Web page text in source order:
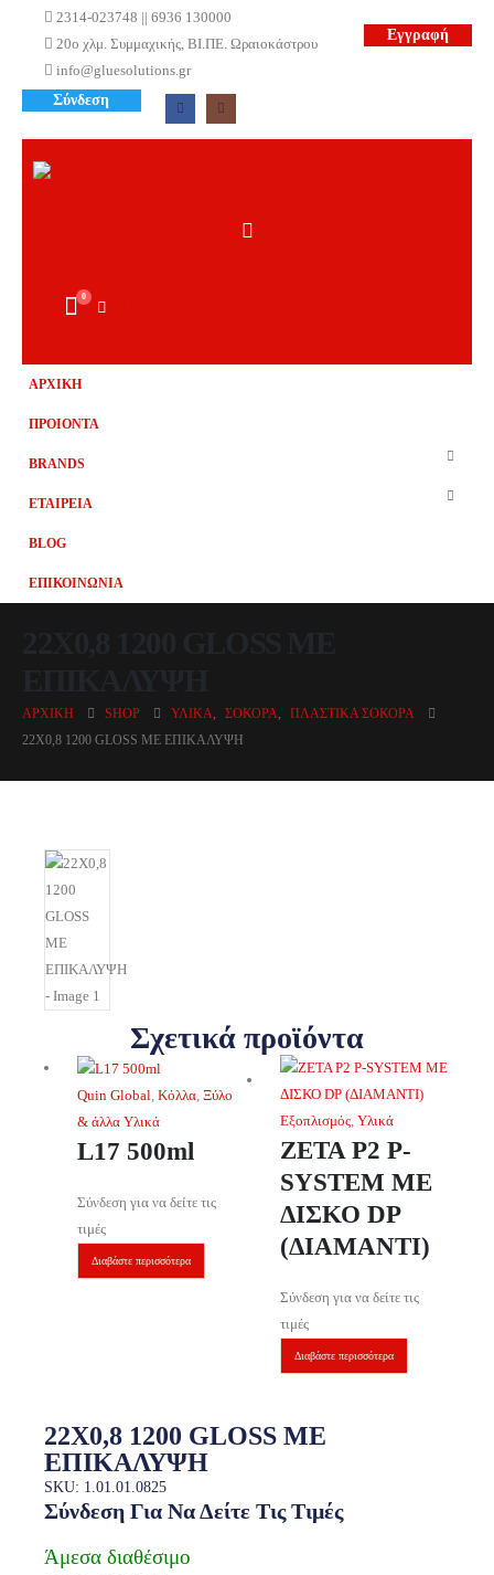
2314-023748 || 6936 130000
20ο χλμ. Συμμαχικής, ΒΙ.ΠΕ. Ωραιοκάστρου
info@gluesolutions.gr
Εγγραφή
Σύνδεση
0
ΑΡΧΙΚΗ
ΠΡΟΙΟΝΤΑ
BRANDS
ΕΤΑΙΡΕΙΑ
BLOG
ΕΠΙΚΟΙΝΩΝΙΑ
ΑΡΧΙΚΉ SHOP ΥΛΙΚΆ, ΣΌΚΟΡΑ,
ΠΛΑΣΤΙΚΆ ΣΌΚΟΡΑ
22X0,8 1200 GLOSS ΜΕ ΕΠΙΚΑΛΥΨΗ
Σχετικά προϊόντα
Quin Global ,Κόλλα ,Ξύλο
& άλλα Υλικά
L17 500ml
Σύνδεση για να δείτε τις
τιμές
Διαβάστε περισσότερα
Εξοπλισμός, Υλικά
ZETA P2 P-
SYSTEM ΜΕ
ΔΙΣΚΟ DP
(ΔΙΑΜΑΝΤΙ)
Σύνδεση για να δείτε τις
τιμές
Διαβάστε περισσότερα
22X0,8 1200 GLOSS ΜΕ
ΕΠΙΚΑΛΥΨΗ
SKU: 1.01.01.0825
Σύνδεση Για Να Δείτε Τις Τιμές
Άμεσα διαθέσιμο